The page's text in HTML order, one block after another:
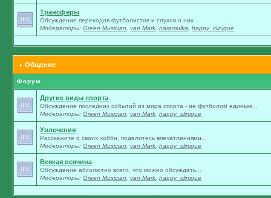
Трансферы
Обсуждение переходов футболистов и слухов о них...
Модераторы:Green Musician ,van Mark ,naramulka ,happy_clinique
Общение
Форум
Другие виды спорта
Обсуждение последних событий из мира спорта - не футболом единым...
Модераторы:Green Musician ,van Mark ,happy_clinique
Увлечения
Расскажите о своих хобби, поделитесь впечатлениями...
Модераторы:Green Musician ,van Mark ,happy_clinique
Всякая всячина
Обсуждение абсолютно всего, что можно обсуждать...
Модераторы:Green Musician ,van Mark ,happy_clinique